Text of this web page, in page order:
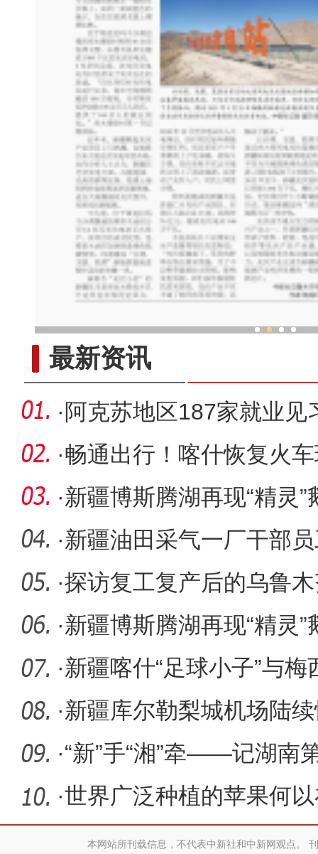
最新资讯
· 阿克苏地区187家就业
桥铺路
·畅通出行！喀什恢复火
线
·新疆博斯腾湖再现“精灵
·新疆油田采气一厂干部
保冬供
·探访复工复产后的乌鲁
·新疆博斯腾湖再现“精灵
·新疆喀什“足球小子”与梅
·新疆库尔勒梨城机场陆
·“新”手“湘”牵——记湖南
队
·世界广泛种植的苹果何
无二？
本网站所刊载信息，不代表中新社和中新网观点。